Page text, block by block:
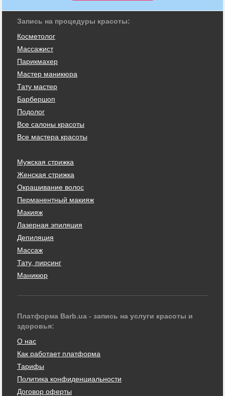
Запись на процедуры красоты:
Косметолог
Массажист
Парикмахер
Мастер маникюра
Тату мастер
Барбершоп
Подолог
Все салоны красоты
Все мастера красоты
Мужская стрижка
Женская стрижка
Окрашивание волос
Перманентный макияж
Макияж
Лазерная эпиляция
Депиляция
Массаж
Тату, пирсинг
Маникюр
Платформа Barb.ua - запись на услуги красоты и
здоровья:
О нас
Как работает платформа
Тарифы
Политика конфиденциальности
Договор оферты